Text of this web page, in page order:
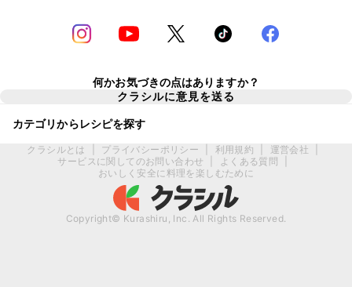
何かお気づきの点はありますか？
クラシルに意見を送る
カテゴリからレシピを探す
クラシルとは プライバシーポリシー 利用規約 運営会社
サービスに関してのお問い合わせ
よくある質問
おいしく安全に料理を楽しむために
Copyright© Kurashiru, Inc. All Rights Reserved.